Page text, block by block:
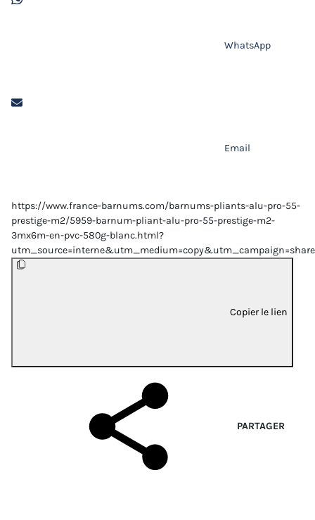
WhatsApp
Email
https://www.france-barnums.com/barnums-pliants-alu-pro-55-
prestige-m2/5959-barnum-pliant-alu-pro-55-prestige-m2-
3mx6m-en-pvc-580g-blanc.html?
Copier le lien
PARTAGER